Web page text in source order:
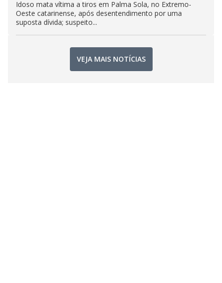
Idoso mata vítima a tiros em Palma Sola, no Extremo-
Oeste catarinense, após desentendimento por uma
suposta dívida; suspeito...
VEJA MAIS NOTÍCIAS